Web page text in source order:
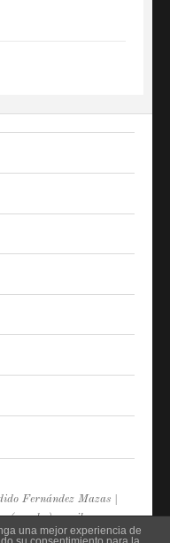
Fernández Mazas |
(arroba) gmail.com
Redeiras.net
una mejor experiencia de